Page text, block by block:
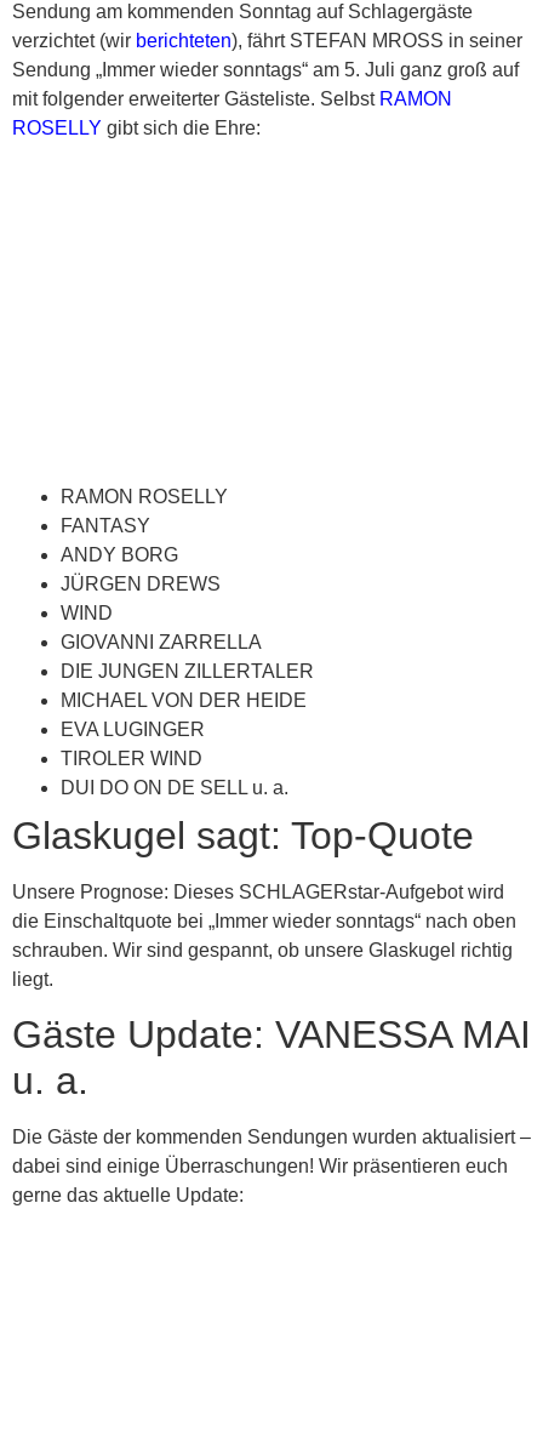
Sendung am kommenden Sonntag auf Schlagergäste
verzichtet (wir berichteten), fährt STEFAN MROSS in seiner
Sendung „Immer wieder sonntags“ am 5. Juli ganz groß auf
mit folgender erweiterter Gästeliste. Selbst RAMON
ROSELLY gibt sich die Ehre:
RAMON ROSELLY
FANTASY
ANDY BORG
JÜRGEN DREWS
WIND
GIOVANNI ZARRELLA
DIE JUNGEN ZILLERTALER
MICHAEL VON DER HEIDE
EVA LUGINGER
TIROLER WIND
DUI DO ON DE SELL u. a.
Glaskugel sagt: Top-Quote
Unsere Prognose: Dieses SCHLAGERstar-Aufgebot wird
die Einschaltquote bei „Immer wieder sonntags“ nach oben
schrauben. Wir sind gespannt, ob unsere Glaskugel richtig
liegt.
Gäste Update: VANESSA MAI
u. a.
Die Gäste der kommenden Sendungen wurden aktualisiert –
dabei sind einige Überraschungen! Wir präsentieren euch
gerne das aktuelle Update: